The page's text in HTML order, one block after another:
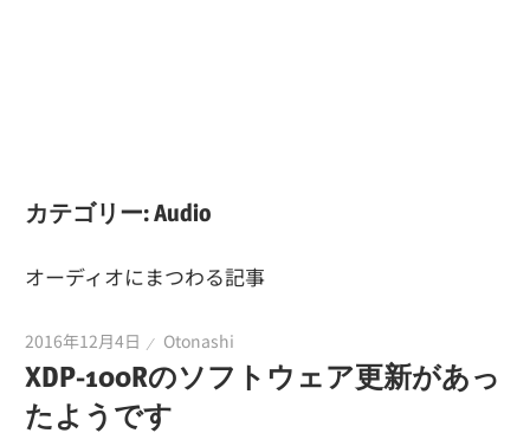
カテゴリー:Audio
オーディオにまつわる記事
2016年12月4日 Otonashi
XDP-100Rのソフトウェア更新があっ
たようです